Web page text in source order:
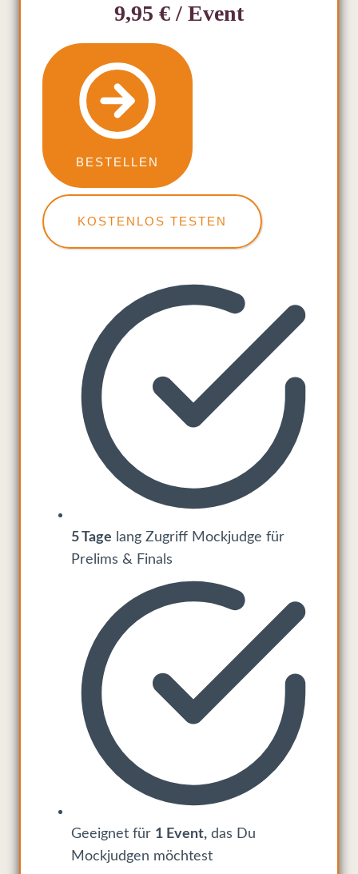
9,95 € / Event
BESTELLEN
KOSTENLOS TESTEN
5 Tage lang Zugriff Mockjudge für
Prelims & Finals
Geeignet für 1 Event, das Du
Mockjudgen möchtest